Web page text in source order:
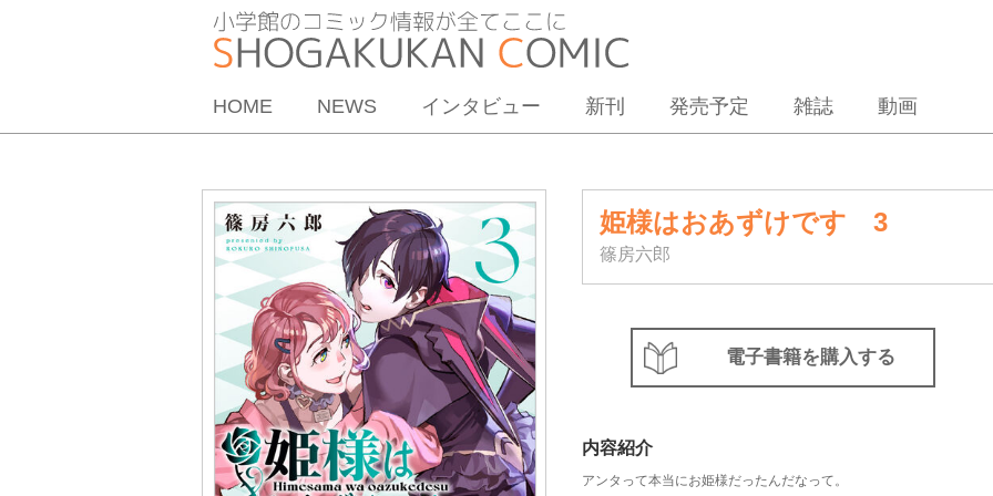
HOME NEWS インタビュー 新刊 発売予定 雑誌 動画
姫様はおあずけです 3
篠房六郎
電子書籍を購入する
内容紹介
アンタって本当にお姫様だったんだなって。